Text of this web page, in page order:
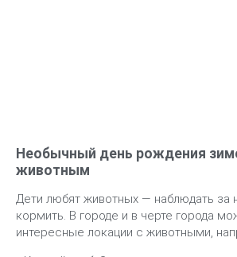
Необычный день рождения
животным
Дети любят животных — наблюдать за
кормить. В городе и в черте города
интересные локации с животными,